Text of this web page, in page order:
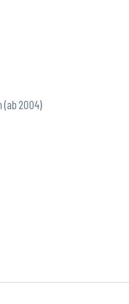
(ab 2004)